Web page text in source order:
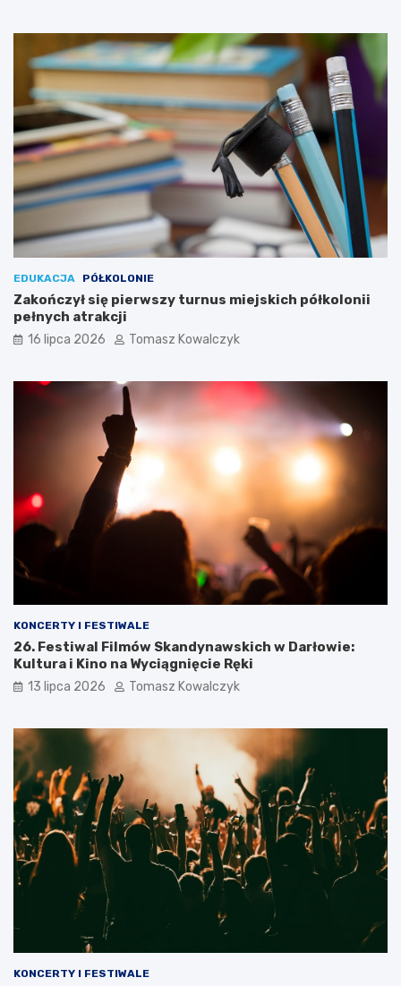
EDUKACJA PÓŁKOLONIE
Zakończył się pierwszy turnus miejskich półkolonii
pełnych atrakcji
16 lipca 2026 Tomasz Kowalczyk
KONCERTY I FESTIWALE
26. Festiwal Filmów Skandynawskich w Darłowie:
Kultura i Kino na Wyciągnięcie Ręki
13 lipca 2026 Tomasz Kowalczyk
KONCERTY I FESTIWALE